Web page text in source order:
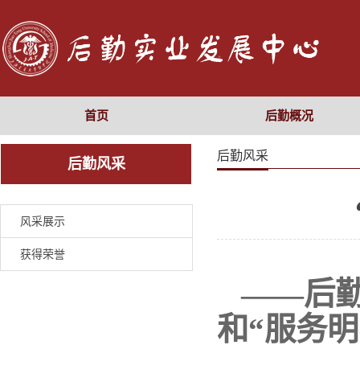
首页 后勤概况
后勤风采
风采展示
获得荣誉
后勤风采
——后勤
和“服务